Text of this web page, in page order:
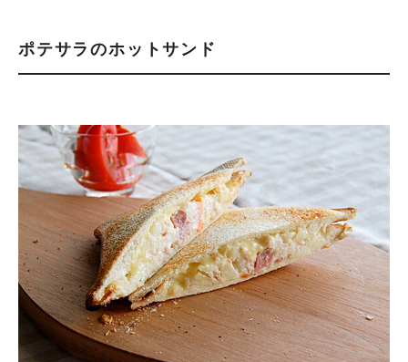
ポテサラのホットサンド